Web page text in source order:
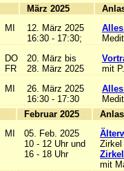
März 2025
MI
12. März 2025
16:30 - 17:30;
DO
FR
20. März bis
28. März 2025
mit
MI
26. März 2025
16:30 - 17:30
Februar 2025
MI
05. Feb. 2025
10 - 12 Uhr und
16 - 18 Uhr
Zirkel
mit